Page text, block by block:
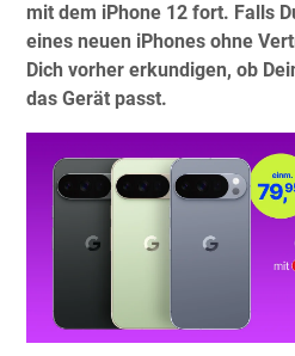
mit dem iPhone 12 fort. Falls
eines neuen iPhones ohne
Dich vorher erkundigen, ob
das Gerät passt.